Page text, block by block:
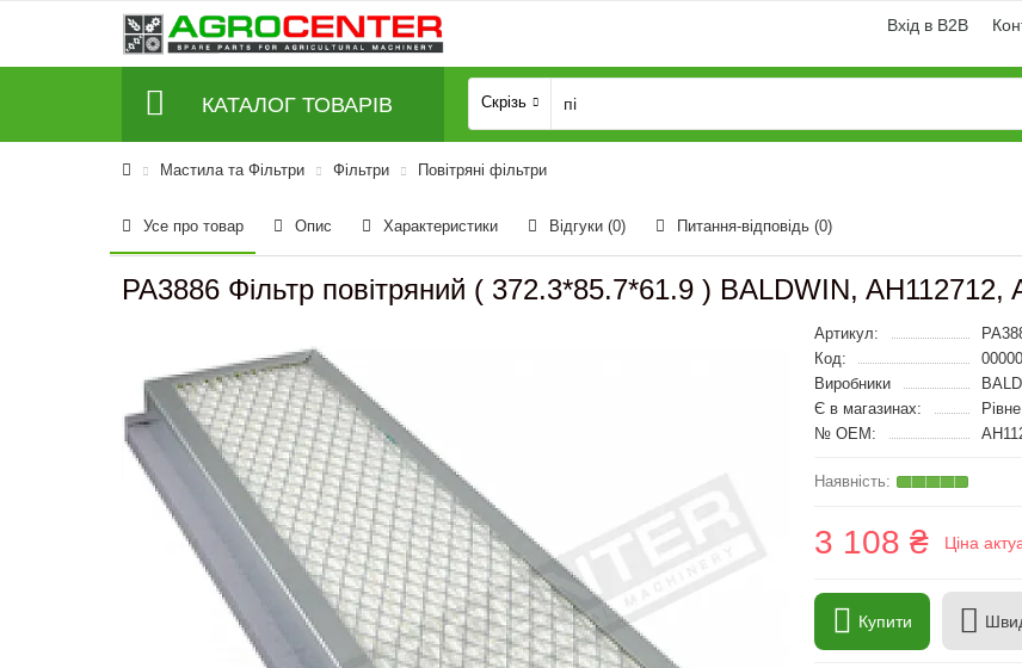
Вхід в B2B
КАТАЛОГ ТОВАРІВ Скрізь
Мастила та Фільтри Фільтри Повітряні фільтри
Усе про товар Опис Характеристики Відгуки (0) Питання-відповідь (0)
PA3886 Фільтр повітряний ( 372.3*85.7*61.9 ) BALDWIN, AH112712,
Артикул:
Код:
Виробники
Є в магазинах:
№ OEM:
3 108 ₴ Ціна
Купити